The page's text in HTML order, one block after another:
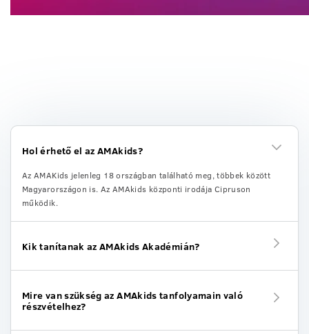
Hol érhető el az AMAkids?
Az AMAKids jelenleg 18 országban található meg, többek között
Magyarországon is. Az AMAkids központi irodája Cipruson
működik.
Kik tanítanak az AMAkids Akadémián?
Mire van szükség az AMAkids tanfolyamain való
részvételhez?